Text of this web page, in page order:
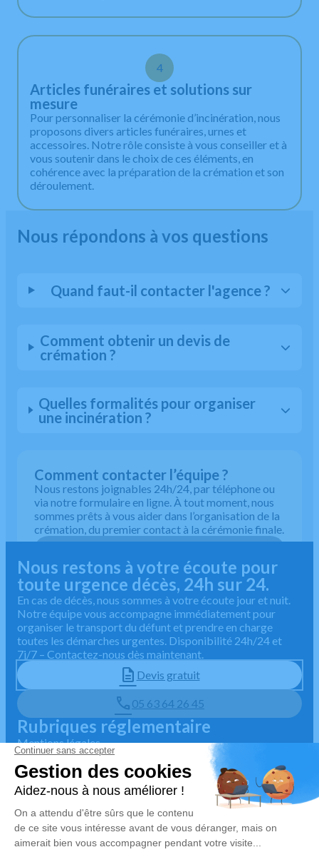
4
Articles funéraires et solutions sur
mesure
Pour personnaliser la cérémonie d’incinération, nous
proposons divers articles funéraires, urnes et
accessoires. Notre rôle consiste à vous conseiller et à
vous soutenir dans le choix de ces éléments, en
cohérence avec la préparation de la crémation et son
déroulement.
Nous répondons à vos questions
Quand faut-il contacter l'agence ?
Comment obtenir un devis de
crémation ?
Quelles formalités pour organiser
une incinération ?
Comment contacter l’équipe ?
Nous restons joignables 24h/24, par téléphone ou
via notre formulaire en ligne. À tout moment, nous
sommes prêts à vous aider dans l’organisation de la
crémation, du premier contact à la cérémonie finale.
Nous restons à votre écoute pour
toute urgence décès, 24h sur 24.
En cas de décès, nous sommes à votre écoute jour et nuit.
Notre équipe vous accompagne immédiatement pour
organiser le transport du défunt et prendre en charge
toutes les démarches urgentes. Disponibilité 24h/24 et
7j/7 – Contactez-nous dès maintenant.
Devis gratuit
05 63 64 26 45
Rubriques réglementaire
Mentions légales
Politique de traitement des données personnelles
Politique d'utilisation des cookies
Gestionnaire de cookies
4.9/5 sur Google